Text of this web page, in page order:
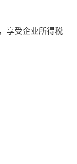
享受企业所得税